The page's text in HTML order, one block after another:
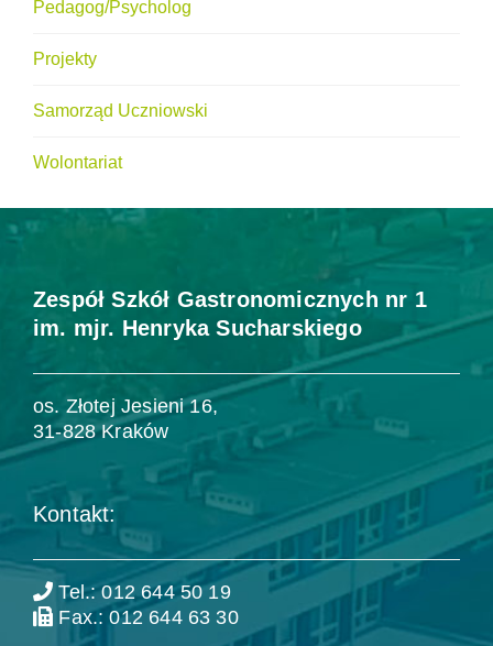
Pedagog/Psycholog
Projekty
Samorząd Uczniowski
Wolontariat
Zespół Szkół Gastronomicznych nr 1
im. mjr. Henryka Sucharskiego
os. Złotej Jesieni 16,
31-828 Kraków
Kontakt:
Tel.: 012 644 50 19
Fax.: 012 644 63 30